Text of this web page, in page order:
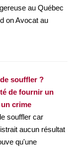
au Québec
on Avocat au
souffler ?
de fournir un
un crime
souffler car
aucun résultat
qu'une